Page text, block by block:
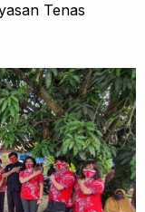
Tenas